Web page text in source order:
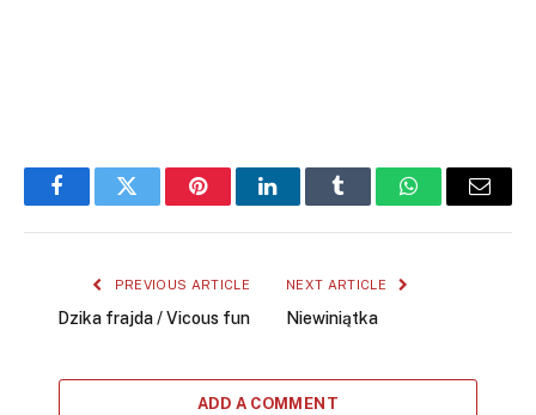
FacebookTwitter PinterestLinkedInTumblr WhatsAppEmail
PREVIOUS ARTICLE
Dzika frajda / Vicous fun
NEXT ARTICLE
Niewiniątka
ADD A COMMENT